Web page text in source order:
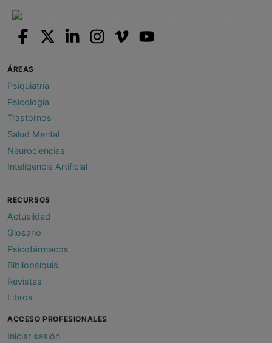
ÁREAS
Psiquiatría
Psicología
Trastornos
Salud Mental
Neurociencias
Inteligencia Artificial
RECURSOS
Actualidad
Glosario
Psicofármacos
Bibliopsiquis
Revistas
Libros
ACCESO PROFESIONALES
Iniciar sesión